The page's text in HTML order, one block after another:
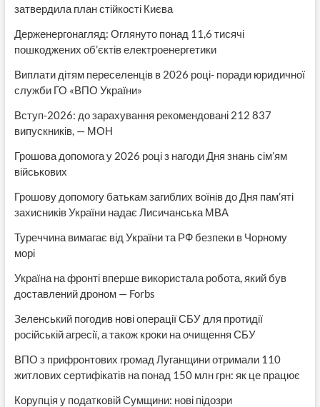
затвердила план стійкості Києва
Держенергонагляд: Оглянуто понад 11,6 тисячі
пошкоджених об’єктів електроенергетики
Виплати дітям переселенців в 2026 році- поради юридичної
служби ГО «ВПО України»
Вступ-2026: до зарахування рекомендовані 212 837
випускників, — МОН
Грошова допомога у 2026 році з нагоди Дня знань сім’ям
військових
Грошову допомогу батькам загиблих воїнів до Дня пам’яті
захисників України надає Лисичанська МВА
Туреччина вимагає від України та РФ безпеки в Чорному
морі
Україна на фронті вперше використала робота, який був
доставлений дроном — Forbs
Зеленський погодив нові операції СБУ для протидії
російській агресії, а також кроки на очищення СБУ
ВПО з прифронтових громад Луганщини отримали 110
житлових сертифікатів на понад 150 млн грн: як це працює
Корупція у податковій Сумщини: нові підозри